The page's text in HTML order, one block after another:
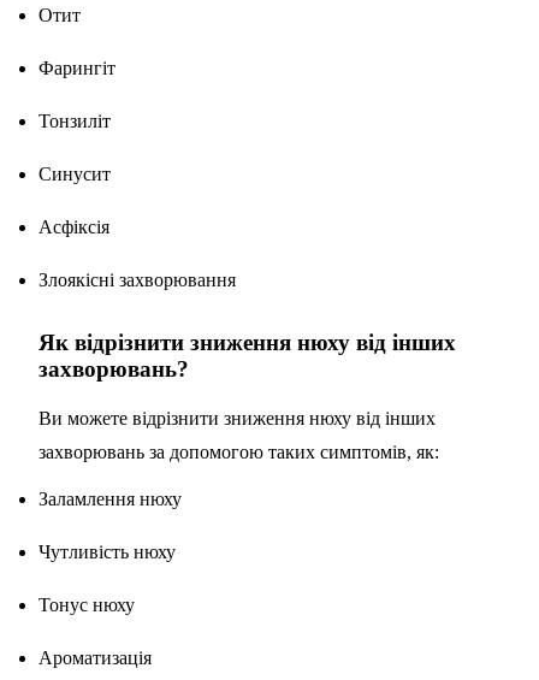
Отит
Фарингіт
Тонзиліт
Синусит
Асфіксія
Злоякісні захворювання
Як відрізнити зниження нюху від інших
захворювань?
Ви можете відрізнити зниження нюху від інших
захворювань за допомогою таких симптомів, як:
Заламлення нюху
Чутливість нюху
Тонус нюху
Ароматизація